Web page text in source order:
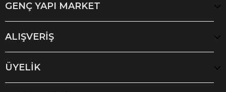
GENÇ YAPI MARKET
ALIŞVERİŞ
ÜYELİK